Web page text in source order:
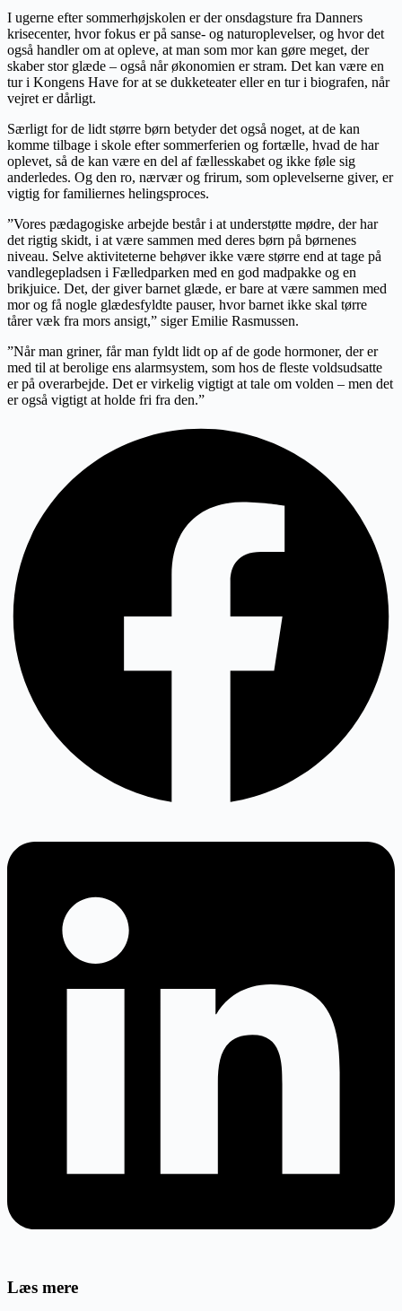
I ugerne efter sommerhøjskolen er der onsdagsture fra Danners
krisecenter, hvor fokus er på sanse- og naturoplevelser, og hvor det
også handler om at opleve, at man som mor kan gøre meget, der
skaber stor glæde – også når økonomien er stram. Det kan være en
tur i Kongens Have for at se dukketeater eller en tur i biografen, når
vejret er dårligt.
Særligt for de lidt større børn betyder det også noget, at de kan
komme tilbage i skole efter sommerferien og fortælle, hvad de har
oplevet, så de kan være en del af fællesskabet og ikke føle sig
anderledes. Og den ro, nærvær og frirum, som oplevelserne giver, er
vigtig for familiernes helingsproces.
”Vores pædagogiske arbejde består i at understøtte mødre, der har
det rigtig skidt, i at være sammen med deres børn på børnenes
niveau. Selve aktiviteterne behøver ikke være større end at tage på
vandlegepladsen i Fælledparken med en god madpakke og en
brikjuice. Det, der giver barnet glæde, er bare at være sammen med
mor og få nogle glædesfyldte pauser, hvor barnet ikke skal tørre
tårer væk fra mors ansigt,” siger Emilie Rasmussen.
”Når man griner, får man fyldt lidt op af de gode hormoner, der er
med til at berolige ens alarmsystem, som hos de fleste voldsudsatte
er på overarbejde. Det er virkelig vigtigt at tale om volden – men det
er også vigtigt at holde fri fra den.”
Læs mere